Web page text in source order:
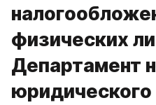
физических
Департамент
юридического